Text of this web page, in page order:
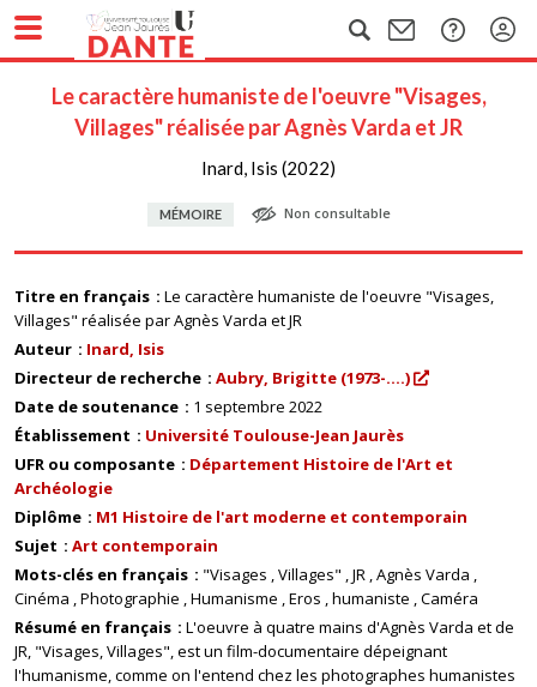
Le caractère humaniste de l'oeuvre "Visages,
Villages" réalisée par Agnès Varda et JR
Inard, Isis (2022)
MÉMOIRE Non consultable
Titre en français
Le caractère humaniste de l'oeuvre "Visages,
Villages" réalisée par Agnès Varda et JR
Auteur
Inard, Isis
Directeur de recherche
Aubry, Brigitte (1973-....)
Date de soutenance
1 septembre 2022
Établissement
Université Toulouse-Jean Jaurès
UFR ou composante
Département Histoire de l'Art et
Archéologie
Diplôme
M1 Histoire de l'art moderne et contemporain
Sujet
Art contemporain
Mots-clés en français
"Visages Villages" JR Agnès Varda
Cinéma Photographie Humanisme Eros humaniste Caméra
Résumé en français
L'oeuvre à quatre mains d'Agnès Varda et de
JR, "Visages, Villages", est un film-documentaire dépeignant
l'humanisme, comme on l'entend chez les photographes humanistes